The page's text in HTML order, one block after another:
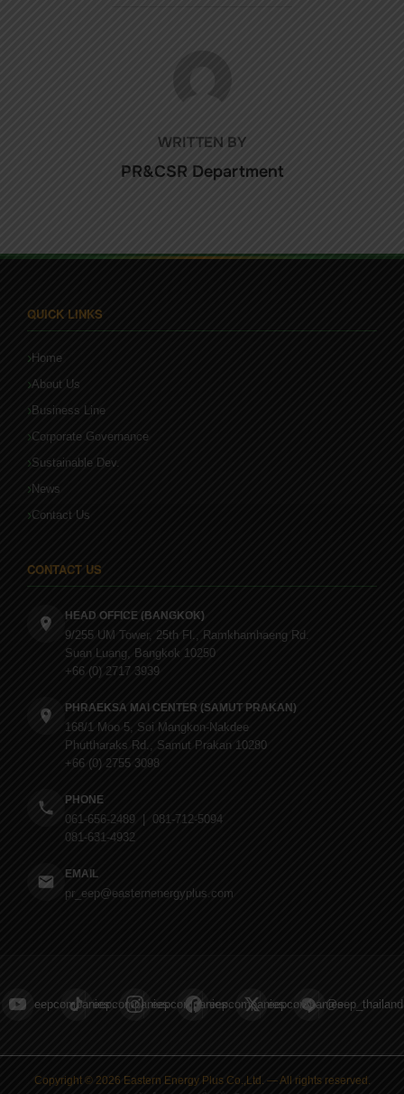
POST AUTHOR
WRITTEN BY
PR&CSR Department
QUICK LINKS
Home
About Us
Business Line
Corporate Governance
Sustainable Dev.
News
Contact Us
CONTACT US
HEAD OFFICE (BANGKOK)
9/255 UM Tower, 25th Fl., Ramkhamhaeng Rd.
Suan Luang, Bangkok 10250
+66 (0) 2717 3939
PHRAEKSA MAI CENTER (SAMUT PRAKAN)
168/1 Moo 5, Soi Mangkon-Nakdee
Phuttharaks Rd., Samut Prakan 10280
+66 (0) 2755 3098
PHONE
061-656-2489 | 081-712-5094
081-631-4932
EMAIL
pr_eep@easternenergyplus.com
eepcompanieseepcompanieseepcompanieseepcompanieseepcompanies@eep_thailand
Copyright © 2026 Eastern Energy Plus Co.,Ltd. — All rights reserved.